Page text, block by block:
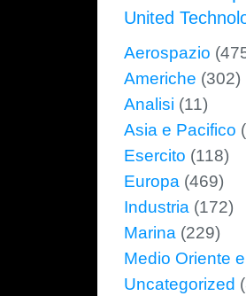
United
Aerospazio
Americhe (302)
Analisi (11)
Asia e Pacifico
Esercito (118)
Europa (469)
Industria (172)
Marina (229)
Medio Oriente
Uncategorized